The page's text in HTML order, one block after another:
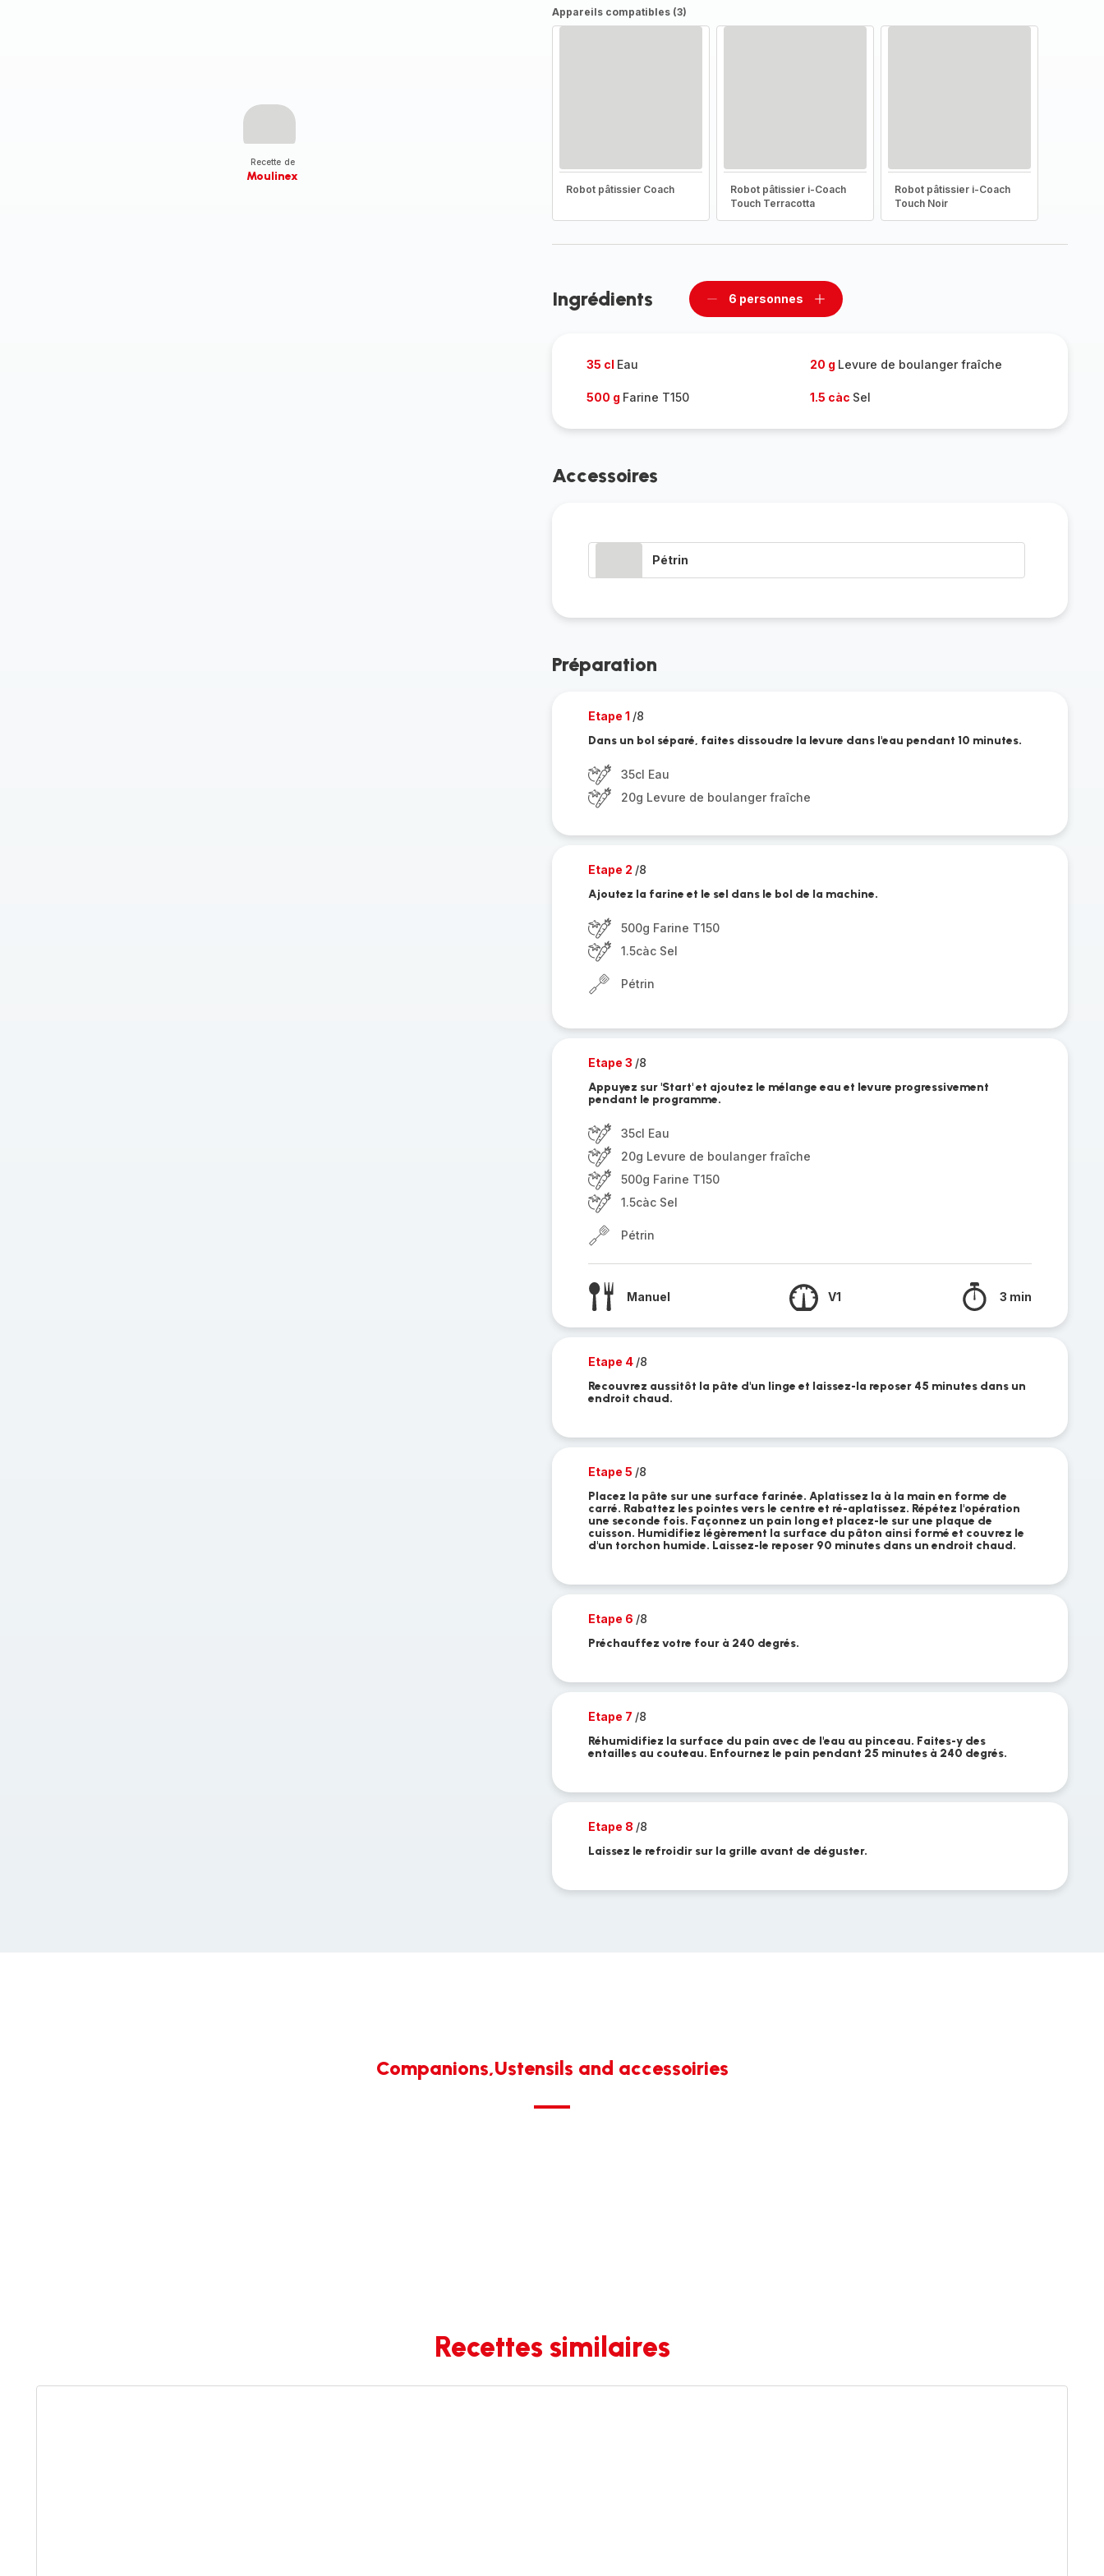
Recette de
Moulinex
Appareils compatibles (3)
Robot pâtissier Coach
Robot pâtissier i-Coach
Touch Terracotta
Robot pâtissier i-Coach
Touch Noir
Ingrédients
Supprimer
6 personnes
Ajouter
35 cl Eau 20 g Levure de boulanger fraîche
500 g Farine T150 1.5 càc Sel
Accessoires
Pétrin
Préparation
Etape 1 /8
Dans un bol séparé, faites dissoudre la levure dans l'eau pendant 10 minutes.
35cl Eau
20g Levure de boulanger fraîche
Etape 2 /8
Ajoutez la farine et le sel dans le bol de la machine.
500g Farine T150
1.5càc Sel
Pétrin
Etape 3 /8
Appuyez sur 'Start' et ajoutez le mélange eau et levure progressivement
pendant le programme.
35cl Eau
20g Levure de boulanger fraîche
500g Farine T150
1.5càc Sel
Pétrin
Manuel V1 3 min
Etape 4 /8
Recouvrez aussitôt la pâte d'un linge et laissez-la reposer 45 minutes dans un
endroit chaud.
Etape 5 /8
Placez la pâte sur une surface farinée. Aplatissez la à la main en forme de
carré. Rabattez les pointes vers le centre et ré-aplatissez. Répétez l'opération
une seconde fois. Façonnez un pain long et placez-le sur une plaque de
cuisson. Humidifiez légèrement la surface du pâton ainsi formé et couvrez le
d'un torchon humide. Laissez-le reposer 90 minutes dans un endroit chaud.
Etape 6 /8
Préchauffez votre four à 240 degrés.
Etape 7 /8
Réhumidifiez la surface du pain avec de l'eau au pinceau. Faites-y des
entailles au couteau. Enfournez le pain pendant 25 minutes à 240 degrés.
Etape 8 /8
Laissez le refroidir sur la grille avant de déguster.
Companions,Ustensils and accessoiries
Recettes similaires